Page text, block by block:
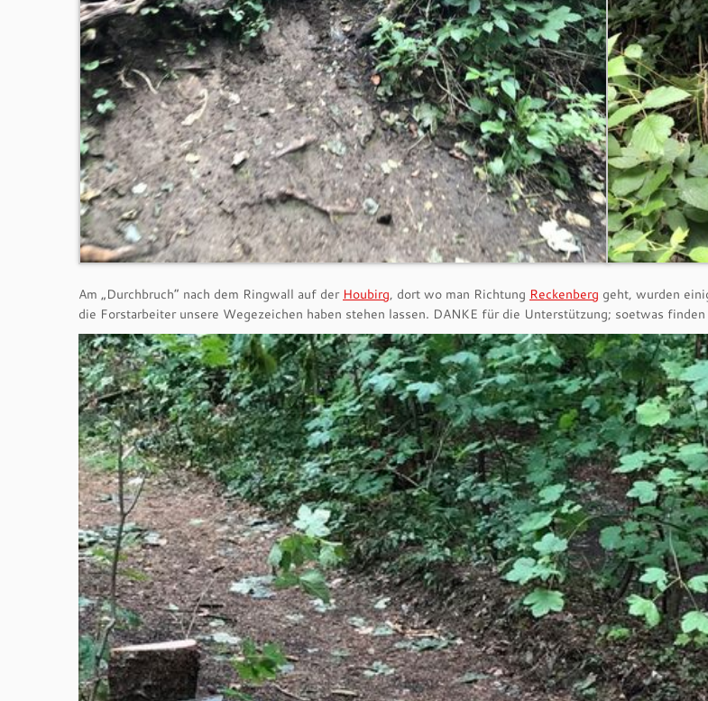
Am „Durchbruch“ nach dem Ringwall auf der Houbirg, dort wo man Richtung Reckenberg geht, wurden
die Forstarbeiter unsere Wegezeichen haben stehen lassen. DANKE für die Unterstützung; soetwas